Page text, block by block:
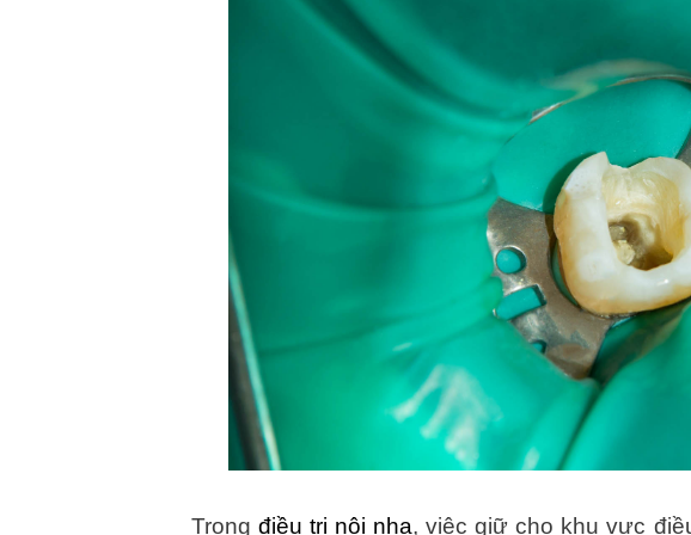
Trongđiều trị nội nha, việc giữ cho khu vực